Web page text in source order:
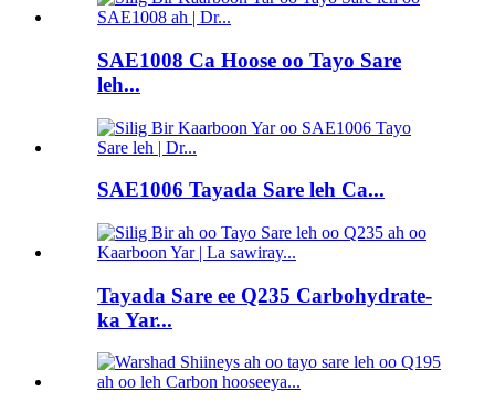
SAE1008 Ca Hoose oo Tayo Sare
leh...
SAE1006 Tayada Sare leh Ca...
Tayada Sare ee Q235 Carbohydrate-
ka Yar...